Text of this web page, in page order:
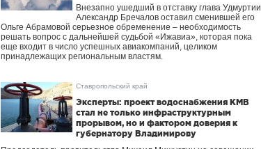
Внезапно ушедший в отставку глава Удмуртии
Александр Бречалов оставил сменившей его
Ольге Абрамовой серьезное обременение – необходимость
решать вопрос с дальнейшей судьбой «Ижавиа», которая пока
еще входит в число успешных авиакомпаний, целиком
принадлежащих региональным властям.
Ставропольский край
Эксперты: проект водоснабжения КМВ
стал не только инфраструктурным
прорывом, но и фактором доверия к
губернатору Владимирову